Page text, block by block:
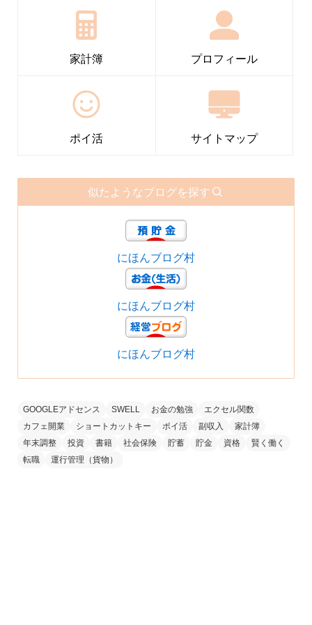
家計簿 プロフィール
ポイ活 サイトマップ
似たようなブログを探す
にほんブログ村
にほんブログ村
にほんブログ村
GOOGLEアドセンス SWELL お金の勉強
エクセル関数
カフェ開業
ショートカットキー ポイ活 副収入
家計簿
年末調整
投資 書籍 社会保険 貯蓄 貯金 資格
賢く働く
転職
運行管理（貨物）